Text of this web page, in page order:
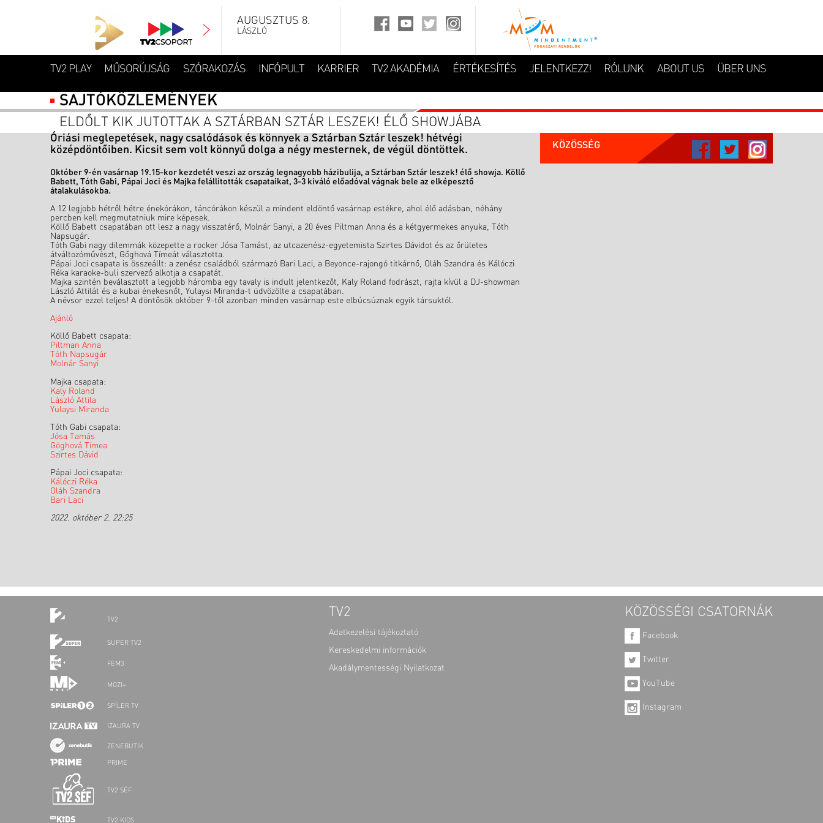
AUGUSZTUS 8.
LÁSZLÓ
TV2 PLAY MŰSORÚJSÁG SZÓRAKOZÁS INFÓPULT KARRIER TV2 AKADÉMIA ÉRTÉKESÍTÉS JELENTKEZZ! RÓLUNK ABOUT US ÜBER UNS
SAJTÓKÖZLEMÉNYEK
ELDŐLT KIK JUTOTTAK A SZTÁRBAN SZTÁR LESZEK! ÉLŐ SHOWJÁBA
Óriási meglepetések, nagy csalódások és könnyek a Sztárban Sztár leszek! hétvégi
középdöntőiben. Kicsit sem volt könnyű dolga a négy mesternek, de végül döntöttek.
Október 9-én vasárnap 19.15-kor kezdetét veszi az ország legnagyobb házibulija, a Sztárban Sztár leszek! élő showja. Köllő
Babett, Tóth Gabi, Pápai Joci és Majka felállították csapataikat, 3-3 kiváló előadóval vágnak bele az elképesztő
átalakulásokba.
A 12 legjobb hétről hétre énekórákon, táncórákon készül a mindent eldöntő vasárnap estékre, ahol élő adásban, néhány
percben kell megmutatniuk mire képesek.
Köllő Babett csapatában ott lesz a nagy visszatérő, Molnár Sanyi, a 20 éves Piltman Anna és a kétgyermekes anyuka, Tóth
Napsugár.
Tóth Gabi nagy dilemmák közepette a rocker Jósa Tamást, az utcazenész-egyetemista Szirtes Dávidot és az őrületes
átváltozóművészt, Gőghová Tímeát választotta.
Pápai Joci csapata is összeállt: a zenész családból származó Bari Laci, a Beyonce-rajongó titkárnő, Oláh Szandra és Kálóczi
Réka karaoke-buli szervező alkotja a csapatát.
Majka szintén beválasztott a legjobb háromba egy tavaly is indult jelentkezőt, Kaly Roland fodrászt, rajta kívül a DJ-showman
László Attilát és a kubai énekesnőt, Yulaysi Miranda-t üdvözölte a csapatában.
A névsor ezzel teljes! A döntősök október 9-től azonban minden vasárnap este elbúcsúznak egyik társuktól.
Ajánló
Köllő Babett csapata:
Piltman Anna
Tóth Napsugár
Molnár Sanyi
Majka csapata:
Kaly Roland
László Attila
Yulaysi Miranda
Tóth Gabi csapata:
Jósa Tamás
Göghová Tímea
Szirtes Dávid
Pápai Joci csapata:
Kálóczi Réka
Oláh Szandra
Bari Laci
2022. október 2. 22:25
KÖZÖSSÉG
TV2
SUPER TV2
FEM3
MOZI+
SPÍLER TV
IZAURA TV
ZENEBUTIK
PRIME
TV2 SÉF
TV2 KIDS
TV2
Adatkezelési tájékoztató
Kereskedelmi információk
Akadálymentességi Nyilatkozat
KÖZÖSSÉGI CSATORNÁK
Facebook
Twitter
YouTube
Instagram